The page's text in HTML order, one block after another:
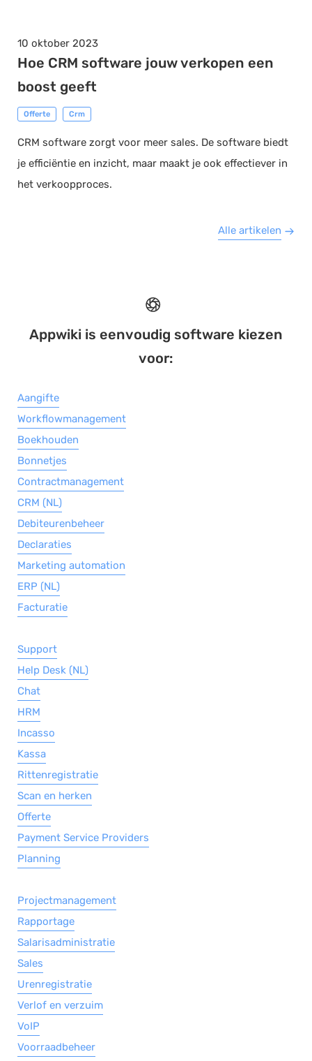
10 oktober 2023
Hoe CRM software jouw verkopen een
boost geeft
Offerte Crm
CRM software zorgt voor meer sales. De software biedt
je efficiëntie en inzicht, maar maakt je ook effectiever in
het verkoopproces.
Alle artikelen
Appwiki is eenvoudig software kiezen
voor:
Aangifte
Workflowmanagement
Boekhouden
Bonnetjes
Contractmanagement
CRM (NL)
Debiteurenbeheer
Declaraties
Marketing automation
ERP (NL)
Facturatie
Support
Help Desk (NL)
Chat
HRM
Incasso
Kassa
Rittenregistratie
Scan en herken
Offerte
Payment Service Providers
Planning
Projectmanagement
Rapportage
Salarisadministratie
Sales
Urenregistratie
Verlof en verzuim
VoIP
Voorraadbeheer